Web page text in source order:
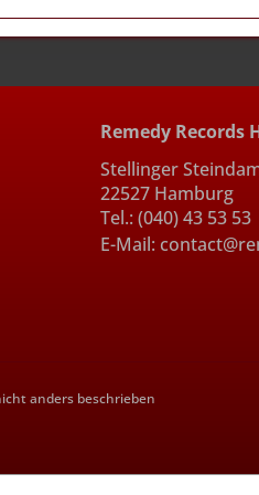
Remedy Records
Stellinger
22527 Hamburg
Tel.: (040) 43 53 53
E-Mail:
anders beschrieben